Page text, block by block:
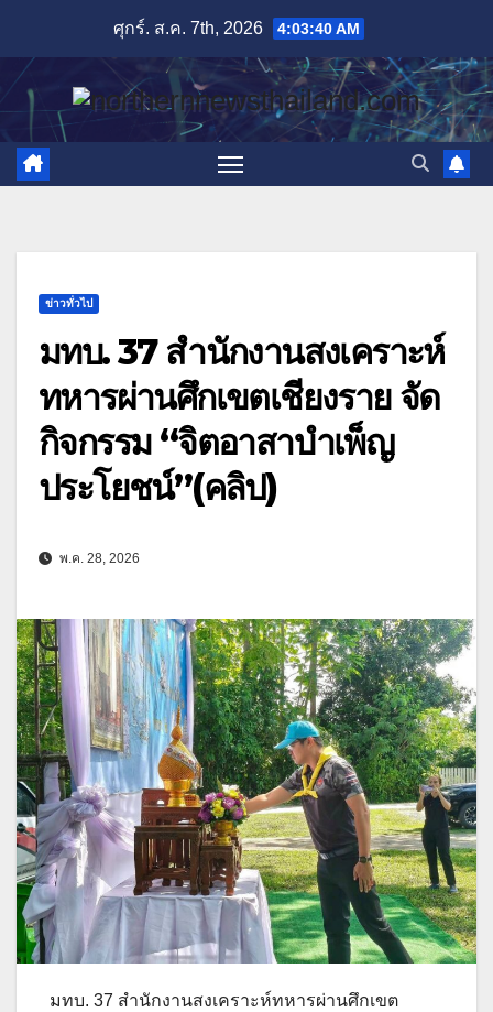
content
ศุกร์. ส.ค. 7th, 2026 4:03:41 AM
ข่าวทั่วไป
มทบ. 37 สำนักงานสงเคราะห์
ทหารผ่านศึกเขตเชียงราย จัด
กิจกรรม “จิตอาสาบำเพ็ญ
ประโยชน์”(คลิป)
พ.ค. 28, 2026
มทบ. 37 สำนักงานสงเคราะห์ทหารผ่านศึกเขต